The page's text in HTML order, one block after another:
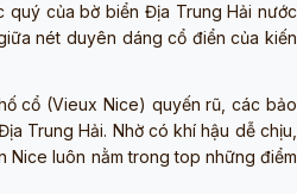
quý của bờ biển Địa Trung Hải nước
nét duyên dáng cổ điển của kiến
cổ (Vieux Nice) quyến rũ, các bảo
Trung Hải. Nhờ có khí hậu dễ chịu,
Nice luôn nằm trong top những điểm